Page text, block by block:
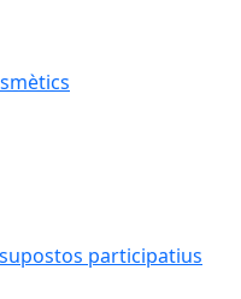
participatius